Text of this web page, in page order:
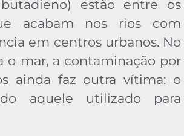
estão entre os
acabam nos rios com
em centros urbanos. No
o mar, a contaminação por
ainda faz outra vítima: o
aquele utilizado para